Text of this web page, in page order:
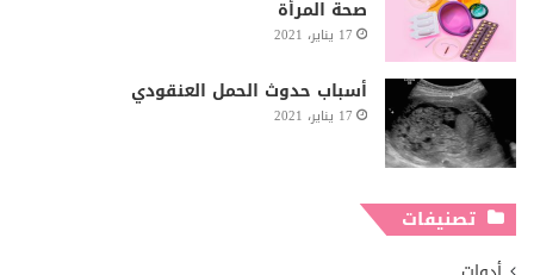
صحة المرأة
17 يناير، 2021
أسباب حدوث الحمل العنقودي
17 يناير، 2021
تصنيفات